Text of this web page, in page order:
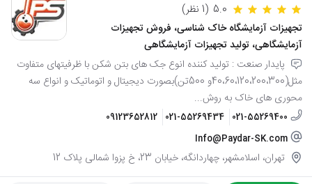
5.0 (1 نظر)
تجهیزات آزمایشگاه خاک شناسی، فروش تجهیزات
آزمایشگاهی، تولید تجهیزات آزمایشگاهی
پایدار صنعت : تولید کننده انوع جک های بتن شکن با ظرفیتهای متفاوت
مثل(40،60،120،200،300و 500تن)بصورت دیجیتال و اتوماتیک و انواع سه
محوری های خاک به روش...
021-55269400
021-55269434
09123652812
Info@Paydar-SK.com
تهران، اسلامشهر، چهاردانگه، خیابان 23، خ پزوا شمالی پلاک 12